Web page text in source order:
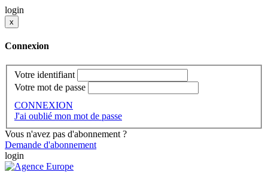
login
x
Connexion
Votre identifiant
Votre mot de passe
CONNEXION
J'ai oublié mon mot de passe
Vous n'avez pas d'abonnement ?
Demande d'abonnement
login